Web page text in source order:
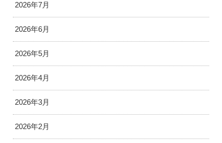
2026年7月
2026年6月
2026年5月
2026年4月
2026年3月
2026年2月